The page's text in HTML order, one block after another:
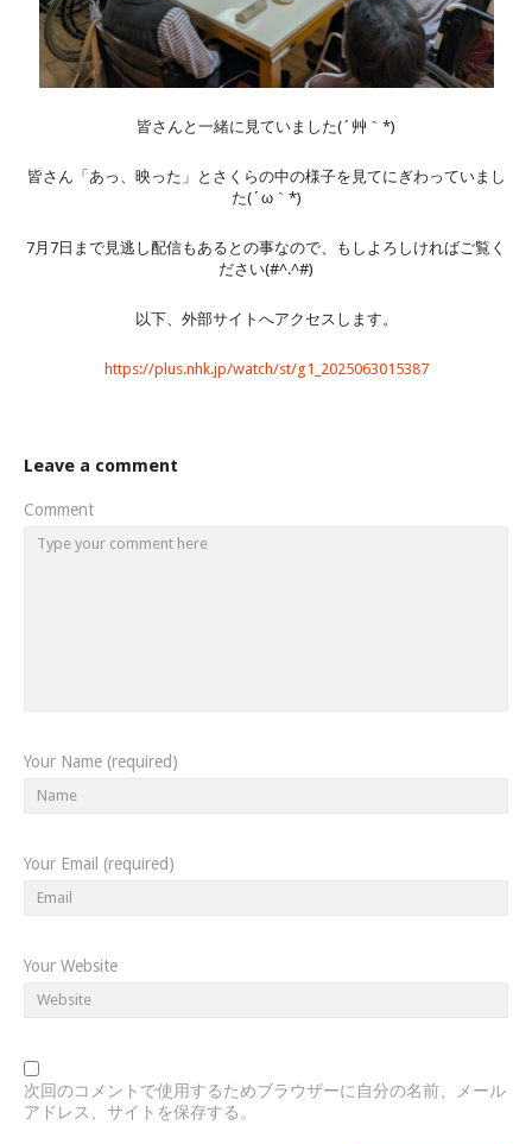
皆さんと一緒に見ていました(´艸｀*)
皆さん「あっ、映った」とさくらの中の様子を見てにぎわっていまし
た(´ω｀*)
7月7日まで見逃し配信もあるとの事なので、もしよろしければご覧く
ださい(#^.^#)
以下、外部サイトへアクセスします。
https://plus.nhk.jp/watch/st/g1_2025063015387
Leave a comment
Comment
Your Name (required)
Your Email (required)
Your Website
次回のコメントで使用するためブラウザーに自分の名前、メール
アドレス、サイトを保存する。